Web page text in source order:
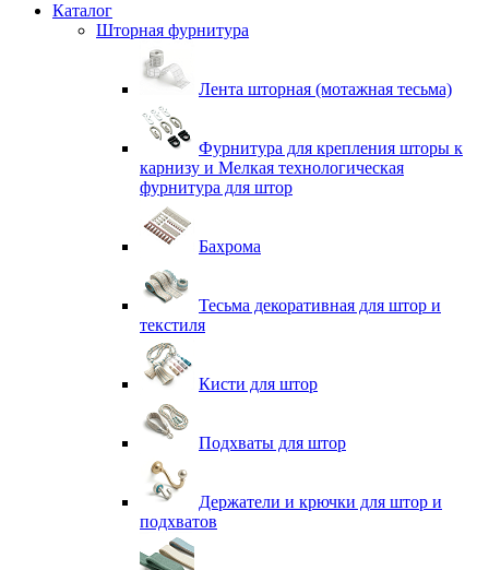
Каталог
Шторная фурнитура
Лента шторная (мотажная тесьма)
Фурнитура для крепления шторы к
карнизу и Мелкая технологическая
фурнитура для штор
Бахрома
Тесьма декоративная для штор и
текстиля
Кисти для штор
Подхваты для штор
Держатели и крючки для штор и
подхватов